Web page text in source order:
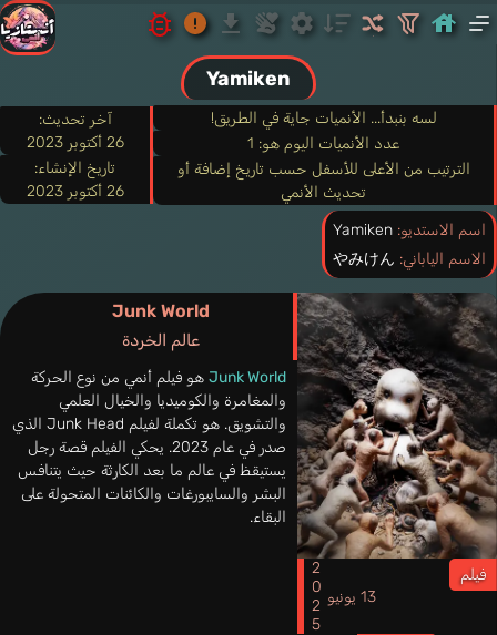
Yamiken
لسه بنبدأ... الأنميات جاية في الطريق!
عدد الأنميات اليوم هو: 1
الترتيب من الأعلى للأسفل حسب تاريخ إضافة أو
تحديث الأنمي
آخر تحديث:
26 أكتوبر 2023
تاريخ الإنشاء:
26 أكتوبر 2023
اسم الاستديو:
الاسم الياباني:
Junk World
عالم الخردة
فيلم
13 يونيو
2025
Junk World هو فيلم أنمي من نوع الحركة
والمغامرة والكوميديا والخيال العلمي
والتشويق. هو تكملة لفيلم Junk Head الذي
صدر في عام 2023. يحكي الفيلم قصة رجل
يستيقظ في عالم ما بعد الكارثة حيث يتنافس
البشر والسايبورغات والكائنات المتحولة على
البقاء.